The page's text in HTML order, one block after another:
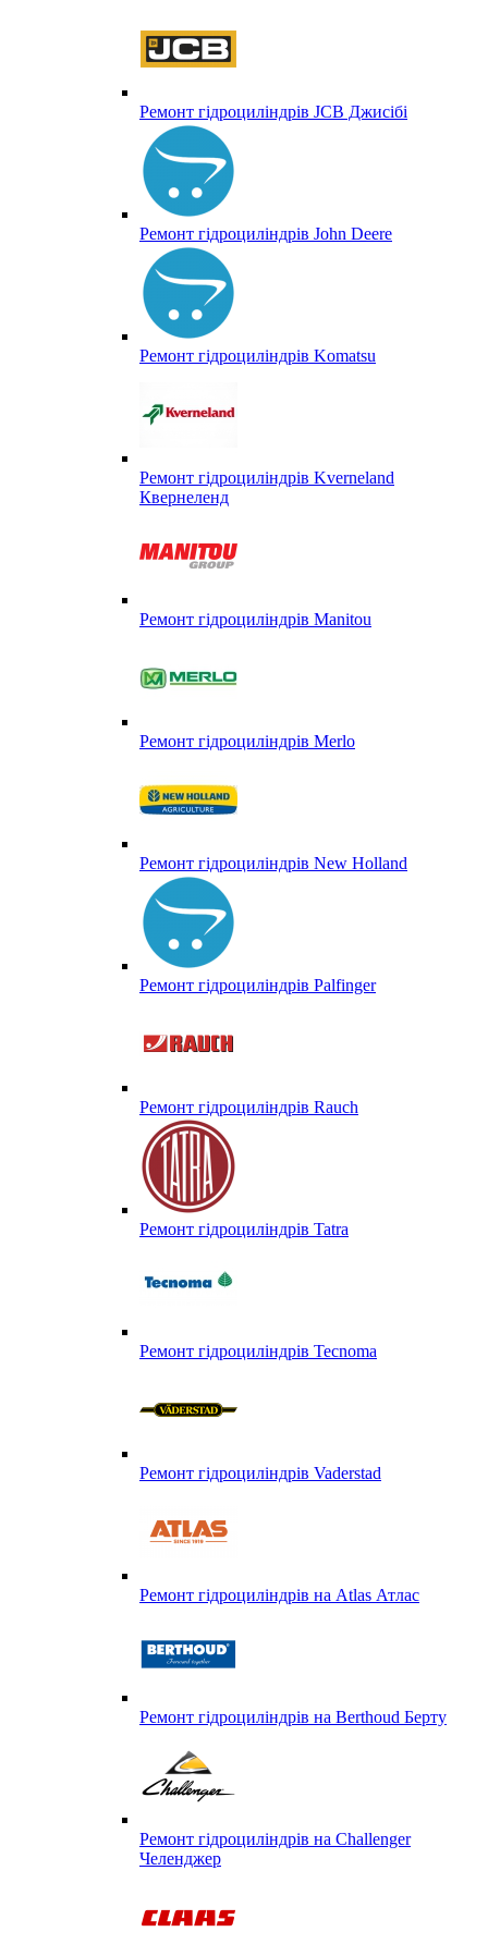
Ремонт гідроциліндрів JCB Джисібі
Ремонт гідроциліндрів John Deere
Ремонт гідроциліндрів Komatsu
Ремонт гідроциліндрів Kverneland
Квернеленд
Ремонт гідроциліндрів Manitou
Ремонт гідроциліндрів Merlo
Ремонт гідроциліндрів New Holland
Ремонт гідроциліндрів Palfinger
Ремонт гідроциліндрів Rauch
Ремонт гідроциліндрів Tatra
Ремонт гідроциліндрів Tecnoma
Ремонт гідроциліндрів Vaderstad
Ремонт гідроциліндрів на Atlas Атлас
Ремонт гідроциліндрів на Berthoud Берту
Ремонт гідроциліндрів на Challenger
Челенджер